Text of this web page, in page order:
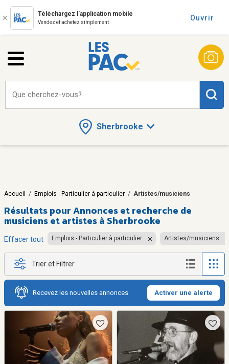
Téléchargez l'application mobile
Vendez et achetez simplement
Ouvrir
Sherbrooke
Que cherchez-vous?
Accueil / Emplois - Particulier à particulier / Artistes/musiciens
Résultats pourAnnonces et recherche de
musiciens et artistes à Sherbrooke
Effacer tout Emplois - Particulier à particulier Artistes/musiciens
Trier et Filtrer
Recevez les nouvelles annonces Activer une alerte